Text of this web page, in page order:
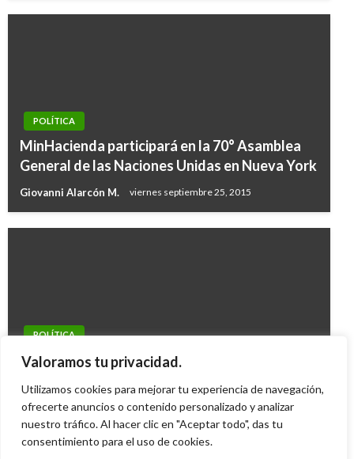
Valoramos tu privacidad.
Utilizamos cookies para mejorar tu experiencia de navegación,
ofrecerte anuncios o contenido personalizado y analizar
nuestro tráfico. Al hacer clic en "Aceptar todo", das tu
consentimiento para el uso de cookies.
POLÍTICA
MinHacienda participará en la 70° Asamblea
General de las Naciones Unidas en Nueva York
Giovanni Alarcón M. viernes septiembre 25, 2015
POLÍTICA
Disminuyen bloqueos de carreteras en Brasil
Ariel Cabrera jueves noviembre 3, 2022